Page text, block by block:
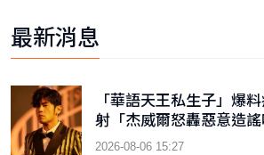
最新消息
「華語天王私生子」爆
射「杰威爾怒轟惡意造謠
2026-08-06 15:27